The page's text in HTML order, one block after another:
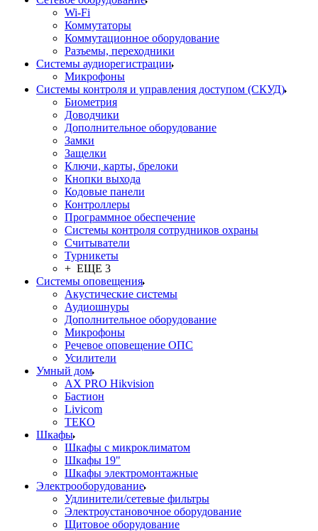
Wi-Fi
Коммутаторы
Коммутационное оборудование
Разъемы, переходники
Системы аудиорегистрации
Микрофоны
Системы контроля и управления доступом (СКУД)
Биометрия
Доводчики
Дополнительное оборудование
Замки
Защелки
Ключи, карты, брелоки
Кнопки выхода
Кодовые панели
Контроллеры
Программное обеспечение
Системы контроля сотрудников охраны
Считыватели
Турникеты
+ ЕЩЕ 3
Системы оповещения
Акустические системы
Аудиошнуры
Дополнительное оборудование
Микрофоны
Речевое оповещение ОПС
Усилители
Умный дом
AX PRO Hikvision
Бастион
Livicom
ТЕКО
Шкафы
Шкафы с микроклиматом
Шкафы 19"
Шкафы электромонтажные
Электрооборудование
Удлинители/сетевые фильтры
Электроустановочное оборудование
Щитовое оборудование